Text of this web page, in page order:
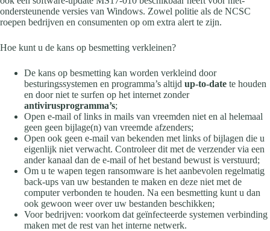
ondersteunende versies van Windows. Zowel politie als de NCSC
roepen bedrijven en consumenten op om extra alert te zijn.
Hoe kunt u de kans op besmetting verkleinen?
De kans op besmetting kan worden verkleind door
besturingssystemen en programma’s altijd up-to-date te houden
en door niet te surfen op het internet zonder
antivirusprogramma’s;
Open e-mail of links in mails van vreemden niet en al helemaal
geen geen bijlage(n) van vreemde afzenders;
Open ook geen e-mail van bekenden met links of bijlagen die u
eigenlijk niet verwacht. Controleer dit met de verzender via een
ander kanaal dan de e-mail of het bestand bewust is verstuurd;
Om u te wapen tegen ransomware is het aanbevolen regelmatig
back-ups van uw bestanden te maken en deze niet met de
computer verbonden te houden. Na een besmetting kunt u dan
ook gewoon weer over uw bestanden beschikken;
Voor bedrijven: voorkom dat geïnfecteerde systemen verbinding
maken met de rest van het interne netwerk.